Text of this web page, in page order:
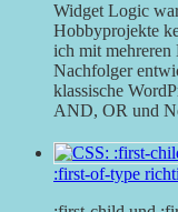
Widget Logic
Hobbyprojekte
ich mit
Nachfolger
klassische
AND, OR und
:first-of-type